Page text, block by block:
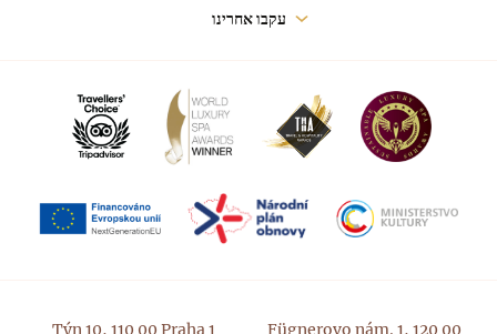
עקבו אחרינו
Týn 10, 110 00 Praha 1 Fügnerovo nám. 1, 120 00